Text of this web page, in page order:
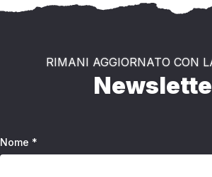
RIMANI AGGIORNATO CON
Nome *